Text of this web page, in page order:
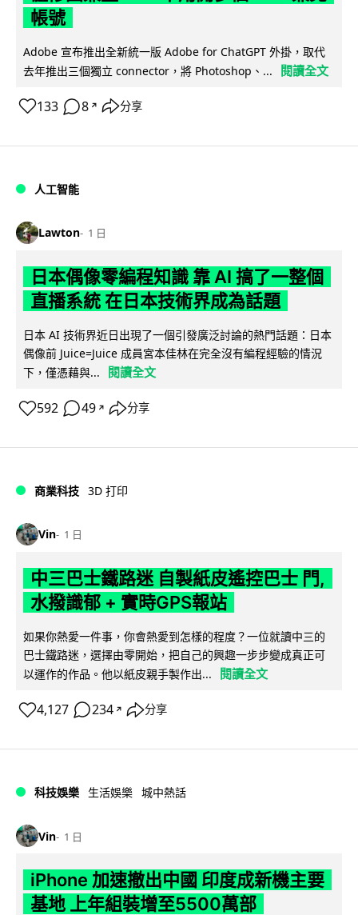
帳號
Adobe 宣布推出全新統一版 Adobe for ChatGPT 外掛，取代
去年推出三個獨立 connector，將 Photoshop、...
閱讀全文
133 8 ↗ 分享
人工智能
Lawton 1 日
日本偶像零編程知識 靠 AI 搞了一整個
直播系統 在日本技術界成為話題
日本 AI 技術界近日出現了一個引發廣泛討論的熱門話題：日本
偶像前 Juice=Juice 成員宮本佳林在完全沒有編程經驗的情況
下，僅憑藉與...
閱讀全文
592 49 ↗ 分享
商業科技 3D 打印
Vin 1 日
中三巴士鐵路迷 自製紙皮遙控巴士 門,
水撥識郁 + 實時GPS報站
如果你熱愛一件事，你會熱愛到怎樣的程度？一位就讀中三的
巴士鐵路迷，選擇由零開始，把自己的興趣一步步變成真正可
以運作的作品。他以紙皮親手製作出...
閱讀全文
4,127 234 ↗ 分享
科技娛樂 生活娛樂 城中熱話
Vin 1 日
iPhone 加速撤出中國 印度成新機主要
基地 上年組裝增至5500萬部